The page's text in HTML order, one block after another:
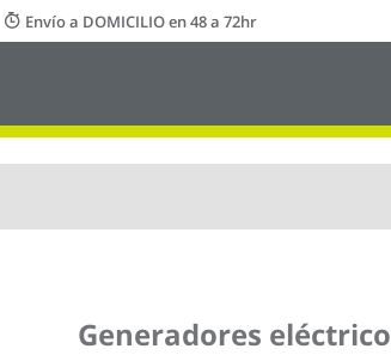
Envío a DOMICILIO en 48 a 72hr
Generadores